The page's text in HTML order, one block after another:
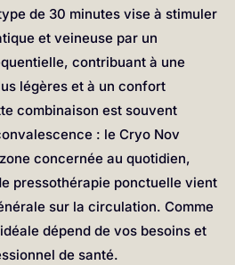
de 30 minutes vise à stimuler
et veineuse par un
contribuant à une
légères et à un confort
combinaison est souvent
: le Cryo Nov
concernée au quotidien,
pressothérapie ponctuelle vient
sur la circulation. Comme
dépend de vos besoins et
de santé.